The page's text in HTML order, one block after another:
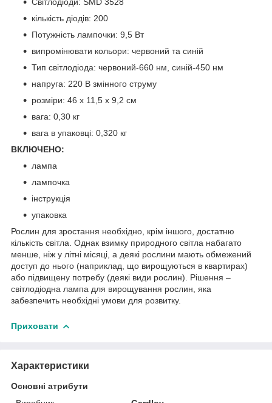
кількість діодів: 200
Потужність лампочки: 9,5 Вт
випромінювати кольори: червоний та синій
Тип світлодіода: червоний-660 нм, синій-450 нм
напруга: 220 В змінного струму
розміри: 46 х 11,5 х 9,2 см
вага: 0,30 кг
вага в упаковці: 0,320 кг
ВКЛЮЧЕНО:
лампа
лампочка
інструкція
упаковка
Рослин для зростання необхідно, крім іншого, достатню
кількість світла. Однак взимку природного світла набагато
менше, ніж у літні місяці, а деякі рослини мають обмежений
доступ до нього (наприклад, що вирощуються в квартирах)
або підвищену потребу (деякі види рослин). Рішення –
світлодіодна лампа для вирощування рослин, яка
забезпечить необхідні умови для розвитку.
Приховати
Характеристики
Основні атрибути